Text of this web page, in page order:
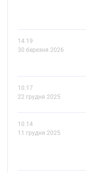
14.19
30 березня 2026
10.17
22 грудня 2025
10.14
11 грудня 2025